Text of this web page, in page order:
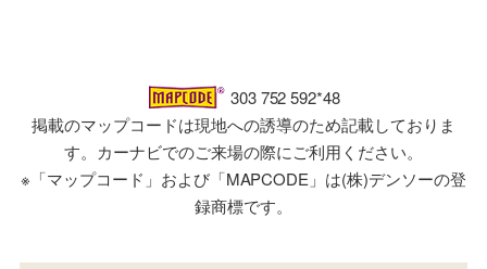
303 752 592*48
掲載のマップコードは現地への誘導のため記載しておりま
す。カーナビでのご来場の際にご利用ください。
※「マップコード」および「MAPCODE」は(株)デンソーの登
録商標です。